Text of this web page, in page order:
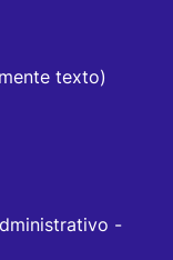
texto)
-